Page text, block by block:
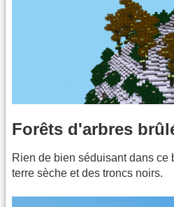
Forêts d'arbres
Rien de bien séduisant dans ce
terre sèche et des troncs noirs.